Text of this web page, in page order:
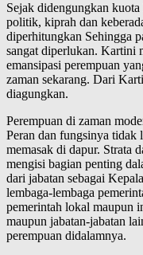
Sejak didengungkan
politik, kiprah dan
diperhitungkan Sehingga
sangat diperlukan. Kartini
emansipasi perempuan
zaman sekarang. Dari
diagungkan.
Perempuan di zaman
Peran dan fungsinya tidak
memasak di dapur. Strata
mengisi bagian penting
dari jabatan sebagai
lembaga-lembaga
pemerintah lokal maupun
maupun jabatan-jabatan
perempuan didalamnya.